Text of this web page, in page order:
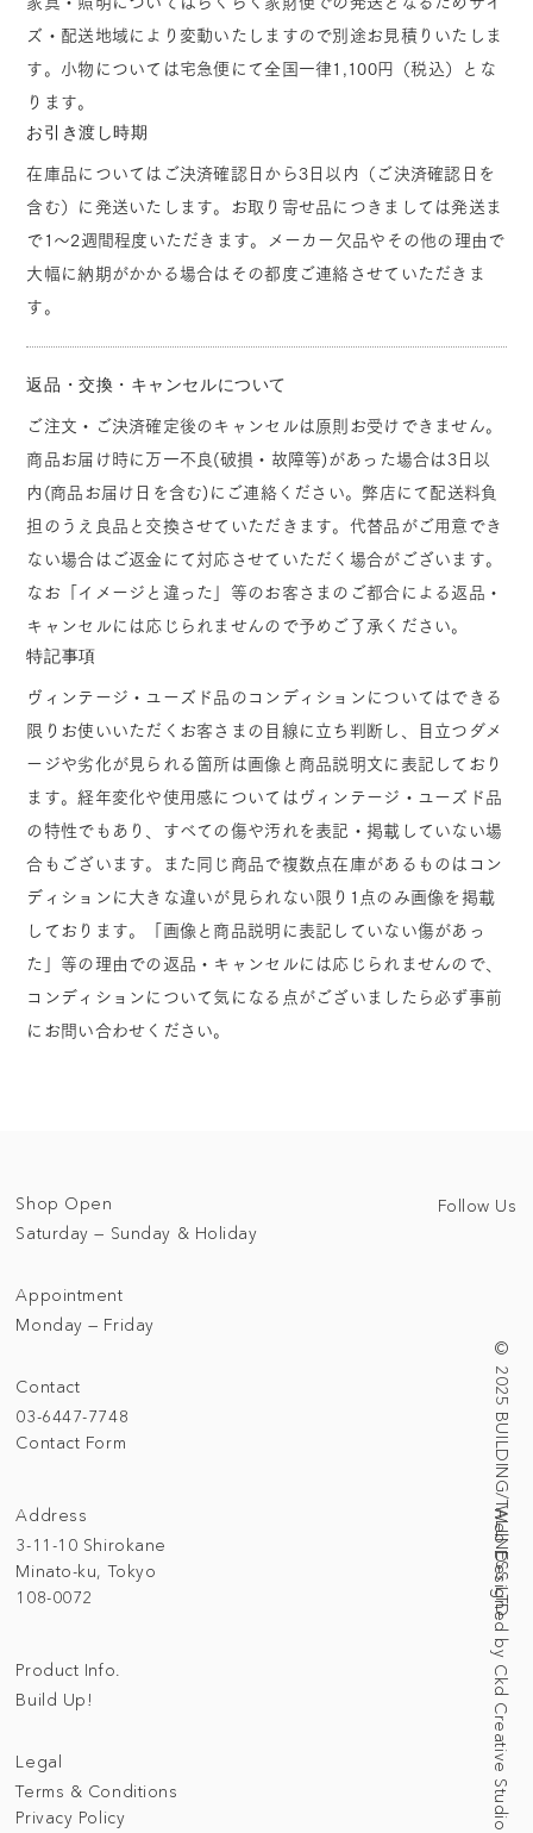
ズ・配送地域により変動いたしますので別途お見積りいたしま
す。小物については宅急便にて全国一律1,100円（税込）とな
ります。
お引き渡し時期
在庫品についてはご決済確認日から3日以内（ご決済確認日を
含む）に発送いたします。お取り寄せ品につきましては発送ま
で1～2週間程度いただきます。メーカー欠品やその他の理由で
大幅に納期がかかる場合はその都度ご連絡させていただきま
す。
返品・交換・キャンセルについて
ご注文・ご決済確定後のキャンセルは原則お受けできません。
商品お届け時に万一不良(破損・故障等)があった場合は3日以
内(商品お届け日を含む)にご連絡ください。弊店にて配送料負
担のうえ良品と交換させていただきます。代替品がご用意でき
ない場合はご返金にて対応させていただく場合がございます。
なお「イメージと違った」等のお客さまのご都合による返品・
キャンセルには応じられませんので予めご了承ください。
特記事項
ヴィンテージ・ユーズド品のコンディションについてはできる
限りお使いいただくお客さまの目線に立ち判断し、目立つダメ
ージや劣化が見られる箇所は画像と商品説明文に表記しており
ます。経年変化や使用感についてはヴィンテージ・ユーズド品
の特性でもあり、すべての傷や汚れを表記・掲載していない場
合もございます。また同じ商品で複数点在庫があるものはコン
ディションに大きな違いが見られない限り1点のみ画像を掲載
しております。「画像と商品説明に表記していない傷があっ
た」等の理由での返品・キャンセルには応じられませんので、
コンディションについて気になる点がございましたら必ず事前
にお問い合わせください。
Address
3-11-10 Shirokane
Minato-ku, Tokyo
108-0072
© 2025 BUILDING/TALLNESS LTD.
Web Designed by Ckd Creative Studio
Contact
03-6447-7748
Contact Form
Shop Open
Saturday — Sunday & Holiday
Appointment
Monday — Friday
Legal
Terms & Conditions
Privacy Policy
Product Info.
Build Up!
Follow Us